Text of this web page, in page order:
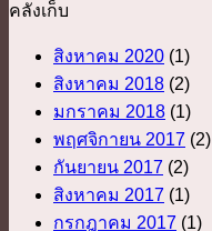
คลังเก็บ
สิงหาคม 2020 (1)
สิงหาคม 2018 (2)
มกราคม 2018 (1)
พฤศจิกายน 2017 (2)
กันยายน 2017 (2)
สิงหาคม 2017 (1)
กรกฎาคม 2017 (1)